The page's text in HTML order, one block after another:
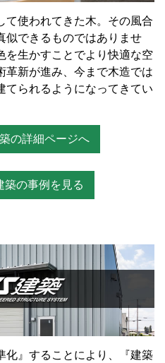
て使われてきた木。その風合
似できるものではありませ
を生かすことでより快適な空
革新が進み、今まで木造では
てられるようになってきてい
の詳細ページへ
築の事例を見る
化』することにより、『建築